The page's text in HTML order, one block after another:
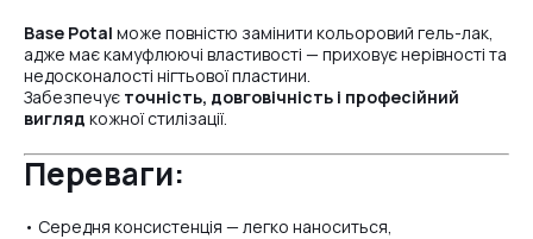
Base Potal може повністю замінити кольоровий гель-лак,
адже має камуфлюючі властивості — приховує нерівності та
недосконалості нігтьової пластини.
Забезпечує точність, довговічність і професійний
вигляд кожної стилізації.
Переваги:
• Середня консистенція — легко наноситься,